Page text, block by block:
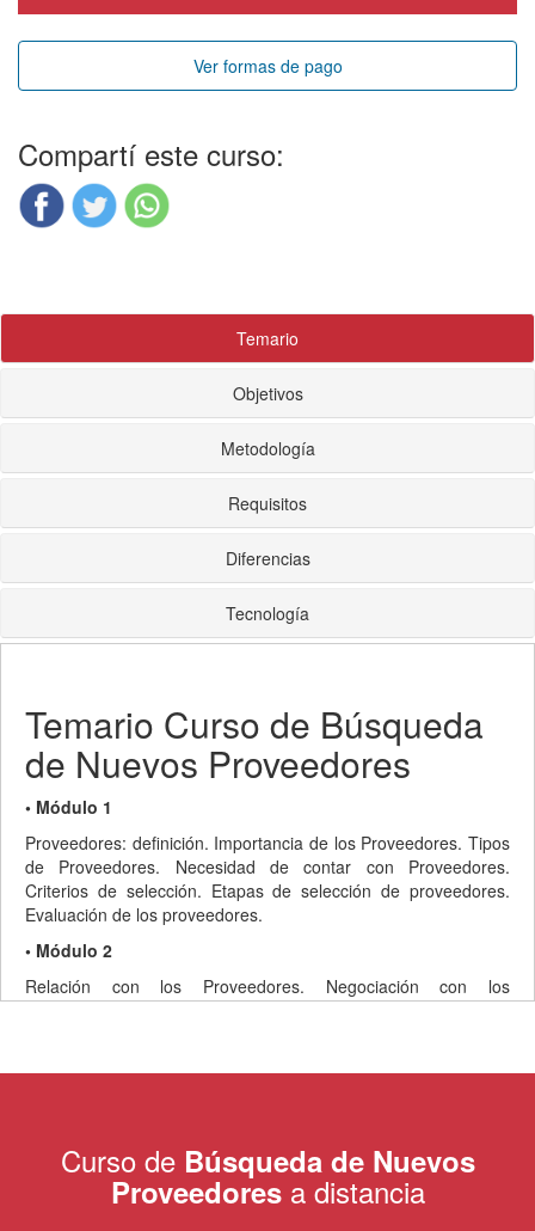
Ver formas de pago
Compartí este curso:
Temario
Objetivos
Metodología
Requisitos
Diferencias
Tecnología
Temario Curso de Búsqueda
de Nuevos Proveedores
• Módulo 1
Proveedores: definición. Importancia de los Proveedores. Tipos
de Proveedores. Necesidad de contar con Proveedores.
Criterios de selección. Etapas de selección de proveedores.
Evaluación de los proveedores.
• Módulo 2
Relación con los Proveedores. Negociación con los
• Módulo 3
de Mercados. Pasos para realizar un Estudio de Mercado.
Curso de Búsqueda de Nuevos
Proveedoresa distancia